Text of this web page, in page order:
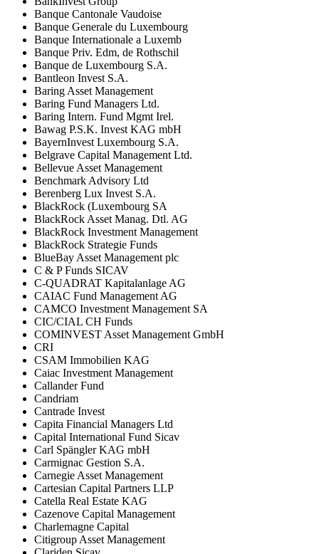
Banque Cantonale Vaudoise
Banque Generale du Luxembourg
Banque Internationale a Luxemb
Banque Priv. Edm, de Rothschil
Banque de Luxembourg S.A.
Bantleon Invest S.A.
Baring Asset Management
Baring Fund Managers Ltd.
Baring Intern. Fund Mgmt Irel.
Bawag P.S.K. Invest KAG mbH
BayernInvest Luxembourg S.A.
Belgrave Capital Management Ltd.
Bellevue Asset Management
Benchmark Advisory Ltd
Berenberg Lux Invest S.A.
BlackRock (Luxembourg SA
BlackRock Asset Manag. Dtl. AG
BlackRock Investment Management
BlackRock Strategie Funds
BlueBay Asset Management plc
C & P Funds SICAV
C-QUADRAT Kapitalanlage AG
CAIAC Fund Management AG
CAMCO Investment Management SA
CIC/CIAL CH Funds
COMINVEST Asset Management GmbH
CRI
CSAM Immobilien KAG
Caiac Investment Management
Callander Fund
Candriam
Cantrade Invest
Capita Financial Managers Ltd
Capital International Fund Sicav
Carl Spängler KAG mbH
Carmignac Gestion S.A.
Carnegie Asset Management
Cartesian Capital Partners LLP
Catella Real Estate KAG
Cazenove Capital Management
Charlemagne Capital
Citigroup Asset Management